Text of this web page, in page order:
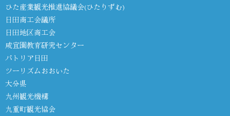
ひた産業観光推進協議会(ひたりずむ)
日田商工会議所
日田地区商工会
咸宜園教育研究センター
パトリア日田
ツーリズムおおいた
大分県
九州観光機構
九重町観光協会